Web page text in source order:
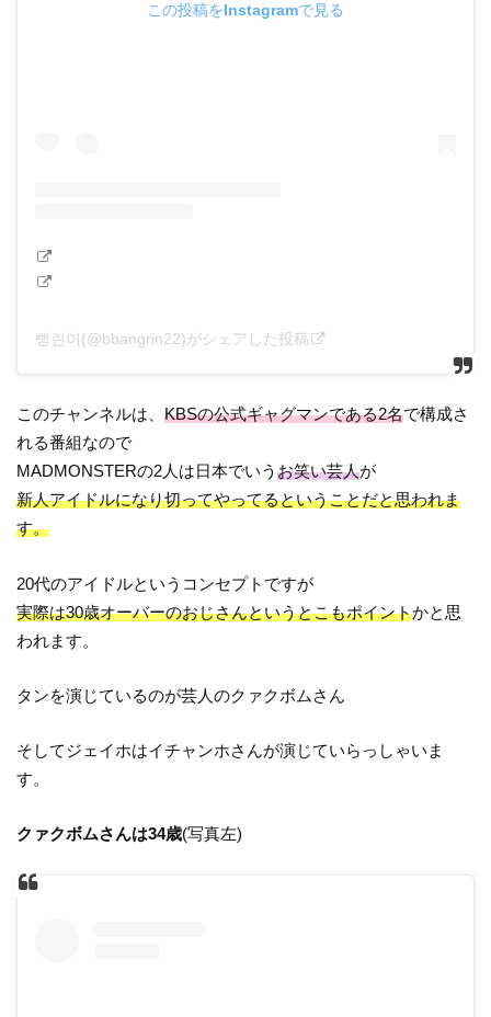
この投稿をInstagramで見る
빵린이(@bbangrin22)がシェアした投稿
このチャンネルは、KBSの公式ギャグマンである2名で構成さ
れる番組なので
MADMONSTERの2人は日本でいうお笑い芸人が
新人アイドルになり切ってやってるということだと思われま
す。
20代のアイドルというコンセプトですが
実際は30歳オーバーのおじさんというとこもポイントかと思
われます。
タンを演じているのが芸人のクァクボムさん
そしてジェイホはイチャンホさんが演じていらっしゃいま
す。
クァクボムさんは34歳(写真左)